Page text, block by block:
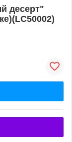
десерт"